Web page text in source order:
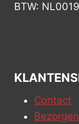
BTW:
Contact